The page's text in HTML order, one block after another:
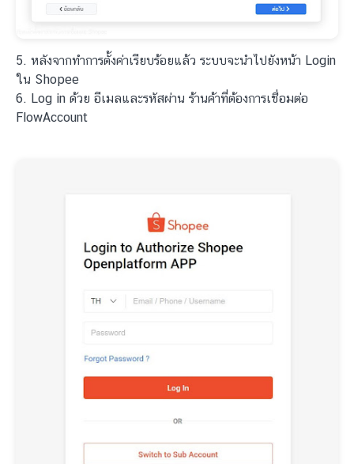
5. หลังจากทำการตั้งค่าเรียบร้อยแล้ว ระบบจะนำไปยังหน้า Login
ใน Shopee
6. Log in ด้วย อีเมลและรหัสผ่าน ร้านค้าที่ต้องการเชื่อมต่อ
FlowAccount